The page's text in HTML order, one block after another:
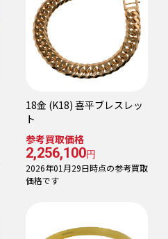
18金 (K18) 喜平ブレスレッ
ト
参考買取価格
2,256,100円
2026年01月29日時点の参考買取
価格です